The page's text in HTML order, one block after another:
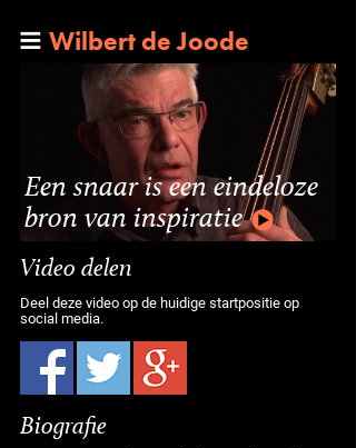
Wilbert de Joode
Een snaar is een eindeloze
bron van inspiratie
Video delen
Deel deze video op de huidige startpositie op
social media.
Biografie